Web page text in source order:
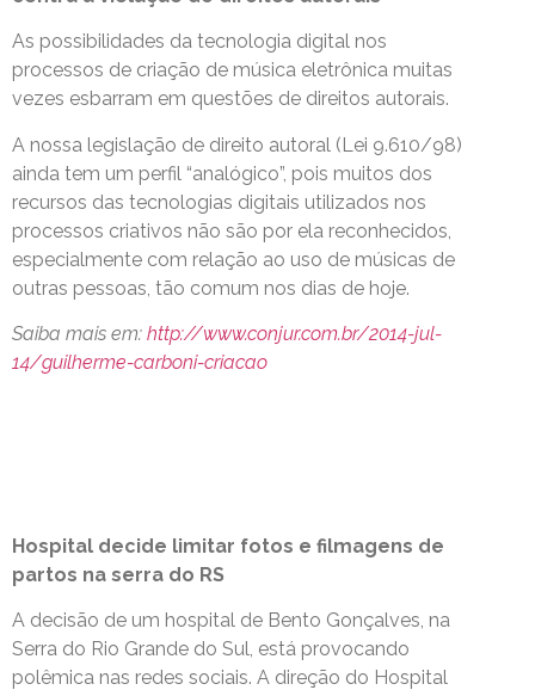
As possibilidades da tecnologia digital nos
processos de criação de música eletrônica muitas
vezes esbarram em questões de direitos autorais.
A nossa legislação de direito autoral (Lei 9.610/98)
ainda tem um perfil “analógico”, pois muitos dos
recursos das tecnologias digitais utilizados nos
processos criativos não são por ela reconhecidos,
especialmente com relação ao uso de músicas de
outras pessoas, tão comum nos dias de hoje.
Saiba mais em: http://www.conjur.com.br/2014-jul-
14/guilherme-carboni-criacao
Hospital decide limitar fotos e filmagens de
partos na serra do RS
A decisão de um hospital de Bento Gonçalves, na
Serra do Rio Grande do Sul, está provocando
polêmica nas redes sociais. A direção do Hospital